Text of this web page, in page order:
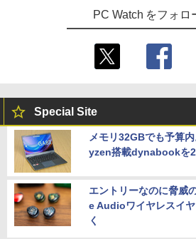
PC Watch をフォロ
Special Site
メモリ32GBでも予算
yzen搭載dynabookを2
エントリーなのに脅威
e Audioワイヤレスイ
く